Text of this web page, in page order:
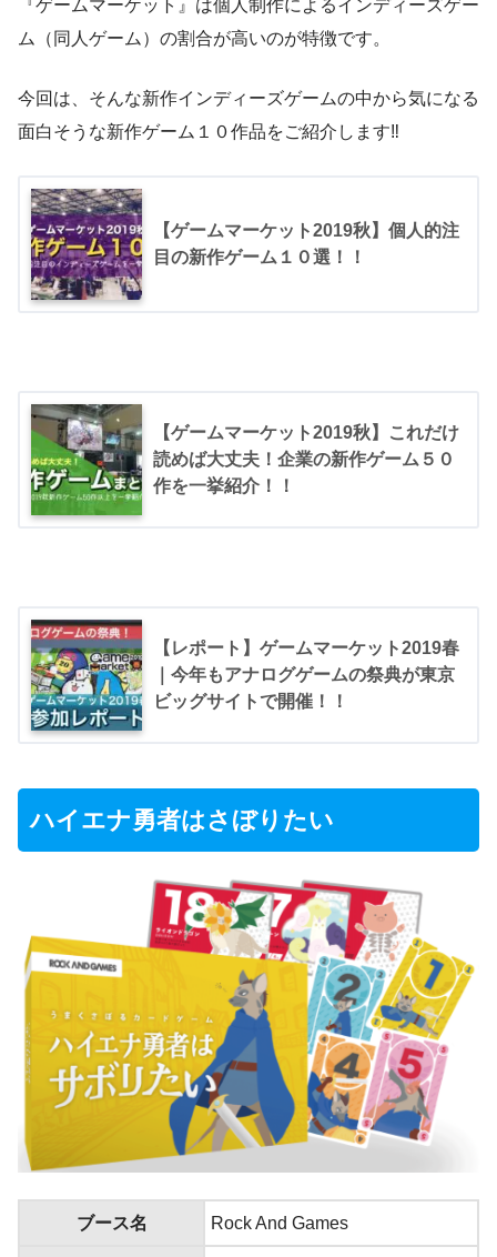
『ゲームマーケット』は個人制作によるインディーズゲー
ム（同人ゲーム）の割合が高いのが特徴です。
今回は、そんな新作インディーズゲームの中から気になる
面白そうな新作ゲーム１０作品をご紹介します‼️
【ゲームマーケット2019秋】個人的注
目の新作ゲーム１０選！！
【ゲームマーケット2019秋】これだけ
読めば大丈夫！企業の新作ゲーム５０
作を一挙紹介！！
【レポート】ゲームマーケット2019春
｜今年もアナログゲームの祭典が東京
ビッグサイトで開催！！
ハイエナ勇者はさぼりたい
ブース名 Rock And Games